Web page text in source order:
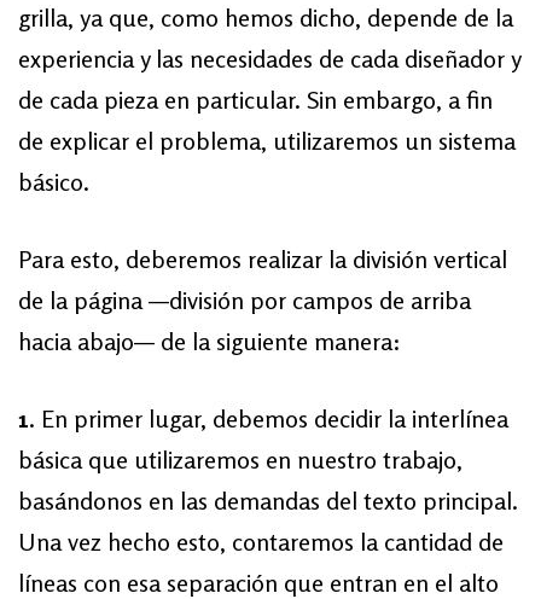
grilla, ya que, como hemos dicho, depende de la
experiencia y las necesidades de cada diseñador y
de cada pieza en particular. Sin embargo, a fin
de explicar el problema, utilizaremos un sistema
básico.
Para esto, deberemos realizar la división vertical
de la página —división por campos de arriba
hacia abajo— de la siguiente manera:
1. En primer lugar, debemos decidir la interlínea
básica que utilizaremos en nuestro trabajo,
basándonos en las demandas del texto principal.
Una vez hecho esto, contaremos la cantidad de
líneas con esa separación que entran en el alto